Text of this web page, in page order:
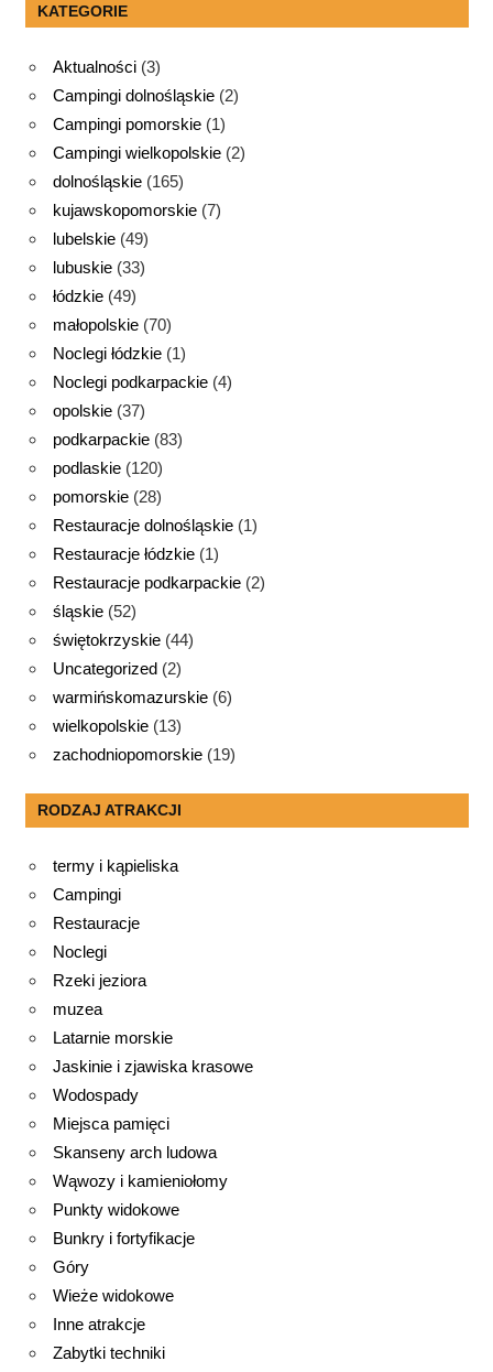
KATEGORIE
Aktualności (3)
Campingi dolnośląskie (2)
Campingi pomorskie (1)
Campingi wielkopolskie (2)
dolnośląskie (165)
kujawskopomorskie (7)
lubelskie (49)
lubuskie (33)
łódzkie (49)
małopolskie (70)
Noclegi łódzkie (1)
Noclegi podkarpackie (4)
opolskie (37)
podkarpackie (83)
podlaskie (120)
pomorskie (28)
Restauracje dolnośląskie (1)
Restauracje łódzkie (1)
Restauracje podkarpackie (2)
śląskie (52)
świętokrzyskie (44)
Uncategorized (2)
warmińskomazurskie (6)
wielkopolskie (13)
zachodniopomorskie (19)
RODZAJ ATRAKCJI
termy i kąpieliska
Campingi
Restauracje
Noclegi
Rzeki jeziora
muzea
Latarnie morskie
Jaskinie i zjawiska krasowe
Wodospady
Miejsca pamięci
Skanseny arch ludowa
Wąwozy i kamieniołomy
Punkty widokowe
Bunkry i fortyfikacje
Góry
Wieże widokowe
Inne atrakcje
Zabytki techniki